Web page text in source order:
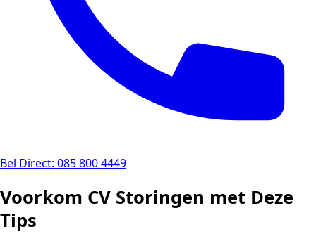
Bel Direct: 085 800 4449
Voorkom CV Storingen met Deze
Tips